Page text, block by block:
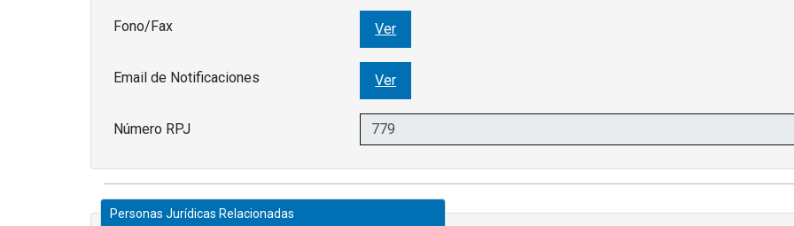
Fono/Fax Ver
Email de Notificaciones Ver
Número RPJ
Personas Jurídicas Relacionadas